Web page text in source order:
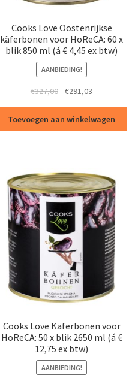
Cooks Love Oostenrijkse
käferbonen voor HoReCA: 60 x
blik 850 ml (á € 4,45 ex btw)
AANBIEDING!
€327,00
Oorspronkelijke
was:
€327,00.
€291,03
is:
€291,03.
Toevoegen aan winkelwagen
Cooks Love Käferbonen voor
HoReCA: 50 x blik 2650 ml (á €
12,75 ex btw)
AANBIEDING!